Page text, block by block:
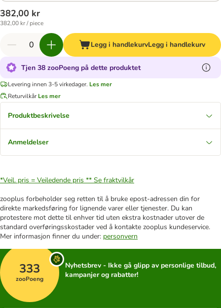
382,00 kr
382,00 kr / piece
Legg i handlekurvLegg i handlekurv
Tjen 38 zooPoeng på dette produktet
Levering innen 3-5 virkedager. Les mer
Returvilkår Les mer
Produktbeskrivelse
Anmeldelser
*Veil. pris = Veiledende pris ** Se fraktvilkår
zooplus forbeholder seg retten til å bruke epost-adressen din for
direkte markedsføring for lignende varer eller tjenester. Du kan
protestere mot dette til enhver tid uten ekstra kostnader utover de
standard overføringsskostader ved å kontakte zooplus kundeservice.
Mer informasjon finner du under: personvern
333
zooPoeng
Nyhetsbrev - Ikke gå glipp av personlige tilbud,
kampanjer og rabatter!